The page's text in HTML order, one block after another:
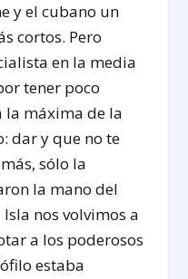
y el cubano un
cortos. Pero
en la media
tener poco
la máxima de la
dar y que no te
sólo la
la mano del
nos volvimos a
a los poderosos
estaba